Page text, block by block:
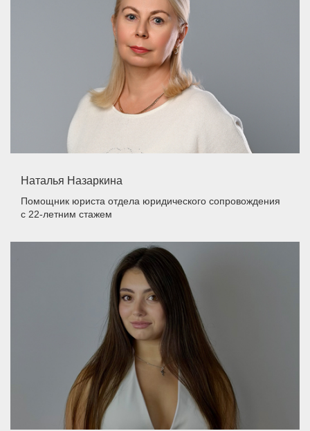
Наталья Назаркина
Помощник юриста отдела юридического сопровождения
с 22-летним стажем